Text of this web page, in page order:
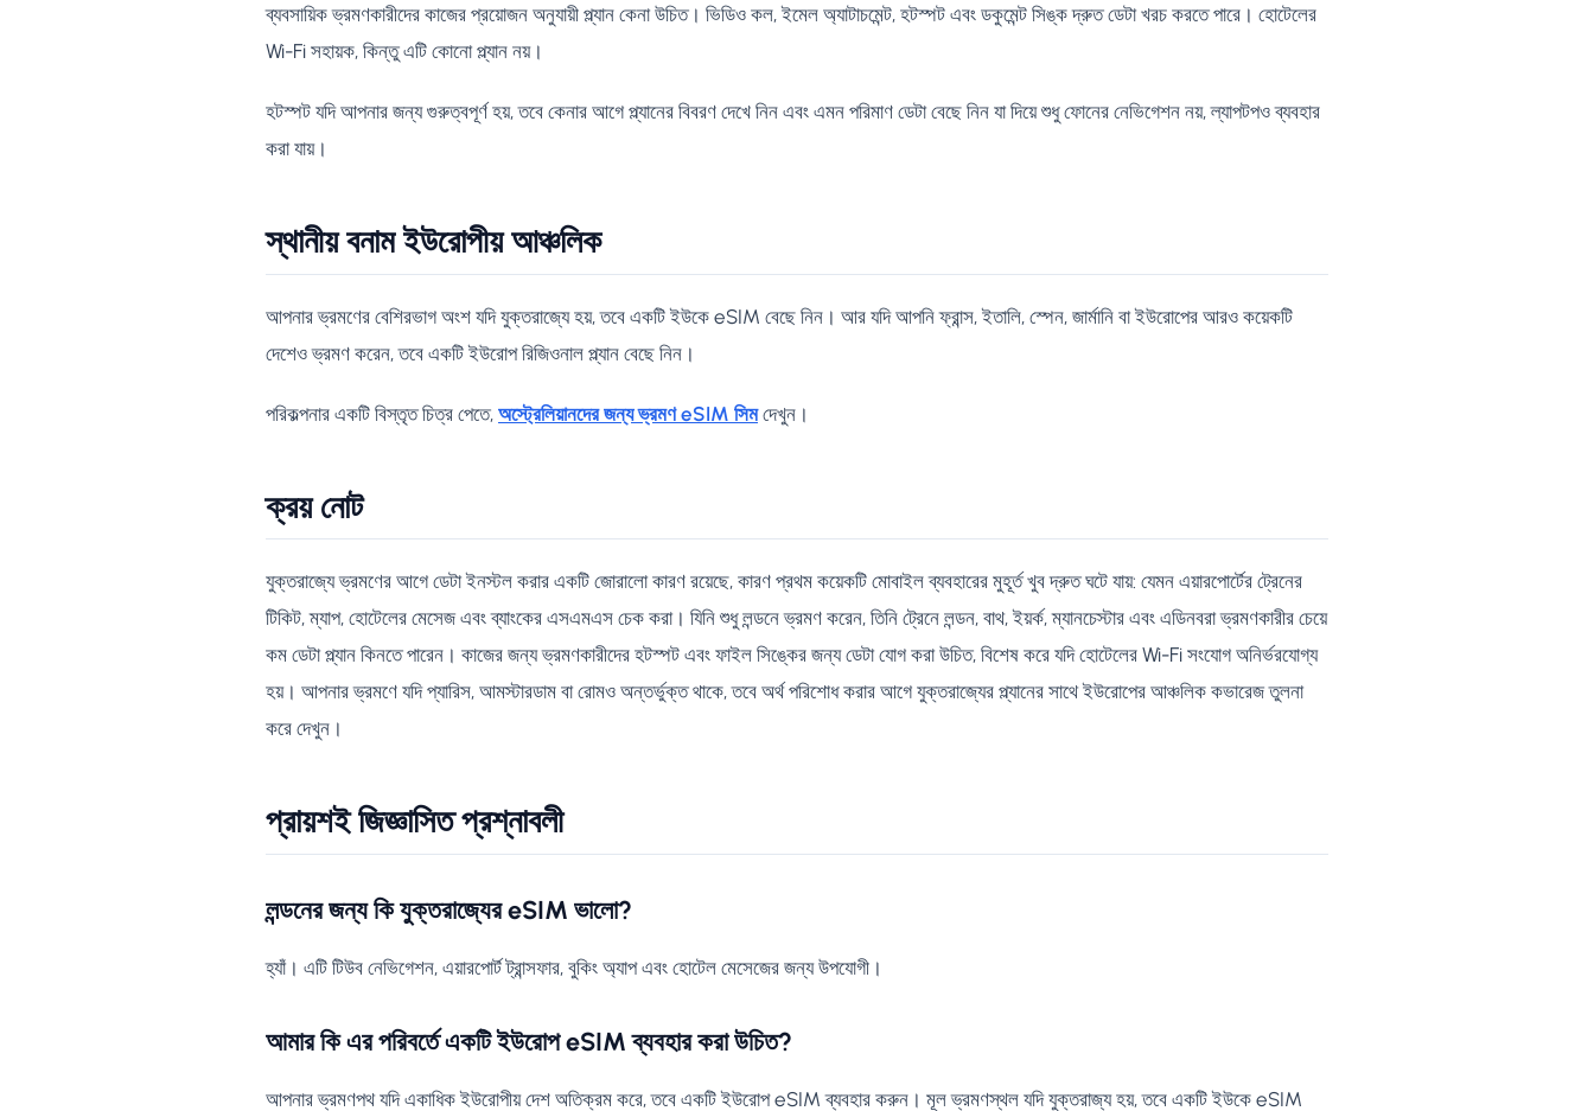
ব্যবসায়িক ভ্রমণকারীদের কাজের প্রয়োজন অনুযায়ী প্ল্যান কেনা উচিত। ভিডিও কল, ইমেল অ্যাটাচমেন্ট, হটস্পট এবং ডকুমেন্ট সিঙ্ক দ্রুত ডেটা খরচ করতে পারে। হোটেলের
Wi-Fi সহায়ক, কিন্তু এটি কোনো প্ল্যান নয়।
হটস্পট যদি আপনার জন্য গুরুত্বপূর্ণ হয়, তবে কেনার আগে প্ল্যানের বিবরণ দেখে নিন এবং এমন পরিমাণ ডেটা বেছে নিন যা দিয়ে শুধু ফোনের নেভিগেশন নয়, ল্যাপটপও ব্যবহার
করা যায়।
স্থানীয় বনাম ইউরোপীয় আঞ্চলিক
আপনার ভ্রমণের বেশিরভাগ অংশ যদি যুক্তরাজ্যে হয়, তবে একটি ইউকে eSIM বেছে নিন। আর যদি আপনি ফ্রান্স, ইতালি, স্পেন, জার্মানি বা ইউরোপের আরও কয়েকটি
দেশেও ভ্রমণ করেন, তবে একটি ইউরোপ রিজিওনাল প্ল্যান বেছে নিন।
পরিকল্পনার একটি বিস্তৃত চিত্র পেতে, অস্ট্রেলিয়ানদের জন্য ভ্রমণ eSIM সিমদেখুন।
ক্রয় নোট
যুক্তরাজ্যে ভ্রমণের আগে ডেটা ইনস্টল করার একটি জোরালো কারণ রয়েছে, কারণ প্রথম কয়েকটি মোবাইল ব্যবহারের মুহূর্ত খুব দ্রুত ঘটে যায়: যেমন এয়ারপোর্টের ট্রেনের
টিকিট, ম্যাপ, হোটেলের মেসেজ এবং ব্যাংকের এসএমএস চেক করা। যিনি শুধু লন্ডনে ভ্রমণ করেন, তিনি ট্রেনে লন্ডন, বাথ, ইয়র্ক, ম্যানচেস্টার এবং এডিনবরা ভ্রমণকারীর চেয়ে
কম ডেটা প্ল্যান কিনতে পারেন। কাজের জন্য ভ্রমণকারীদের হটস্পট এবং ফাইল সিঙ্কের জন্য ডেটা যোগ করা উচিত, বিশেষ করে যদি হোটেলের Wi-Fi সংযোগ অনির্ভরযোগ্য
হয়। আপনার ভ্রমণে যদি প্যারিস, আমস্টারডাম বা রোমও অন্তর্ভুক্ত থাকে, তবে অর্থ পরিশোধ করার আগে যুক্তরাজ্যের প্ল্যানের সাথে ইউরোপের আঞ্চলিক কভারেজ তুলনা
করে দেখুন।
প্রায়শই জিজ্ঞাসিত প্রশ্নাবলী
লন্ডনের জন্য কি যুক্তরাজ্যের eSIM ভালো?
হ্যাঁ। এটি টিউব নেভিগেশন, এয়ারপোর্ট ট্রান্সফার, বুকিং অ্যাপ এবং হোটেল মেসেজের জন্য উপযোগী।
আমার কি এর পরিবর্তে একটি ইউরোপ eSIM ব্যবহার করা উচিত?
আপনার ভ্রমণপথ যদি একাধিক ইউরোপীয় দেশ অতিক্রম করে, তবে একটি ইউরোপ eSIM ব্যবহার করুন। মূল ভ্রমণস্থল যদি যুক্তরাজ্য হয়, তবে একটি ইউকে eSIM